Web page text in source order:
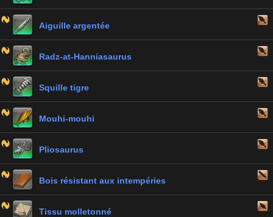
Aiguille argentée
Radz-at-Hanniasaurus
Squille tigre
Mouhi-mouhi
Pliosaurus
Bois résistant aux intempéries
Tissu molletonné